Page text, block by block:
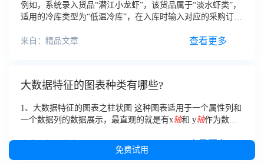
免费试用
例如，系统录入货品“潜江小龙虾”，该货品属于“淡水虾类”，
适用的冷库类型为“低温冷库”，在入库时输入对应的采购订单
度，有效节约时间
来自：精品文章 查看更多
大数据特征的图表种类有哪些?
1、大数据特征的图表之柱状图 这种图表适用于一个属性列和
一个数据列的数据展示，最直观的就是有x轴和 y轴作为数据
户了解各项数据的特征，非常的直观，一般多用于体现不同企